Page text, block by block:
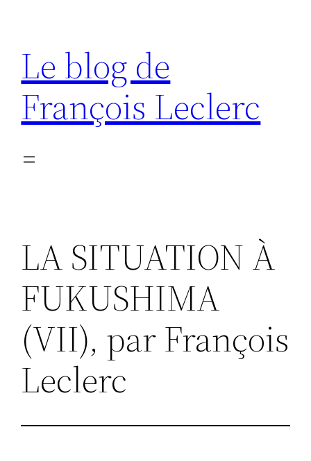
contenu
Le blog de
François Leclerc
LA SITUATION À
FUKUSHIMA
(VII), par François
Leclerc